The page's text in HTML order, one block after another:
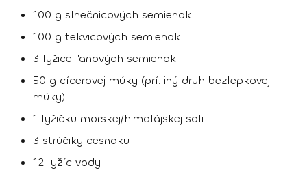
100 g slnečnicových semienok
100 g tekvicových semienok
3 lyžice ľanových semienok
50 g cícerovej múky (prí. iný druh bezlepkovej
múky)
1 lyžičku morskej/himalájskej soli
3 strúčiky cesnaku
12 lyžíc vody